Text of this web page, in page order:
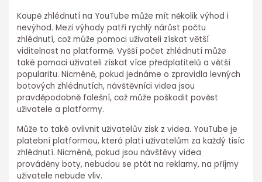
Koupě zhlédnutí na YouTube může mít několik výhod i
nevýhod. Mezi výhody patří rychlý nárůst počtu
zhlédnutí, což může pomoci uživateli získat větší
viditelnost na platformě. Vyšší počet zhlédnutí může
také pomoci uživateli získat více předplatitelů a větší
popularitu. Nicméně, pokud jednáme o zpravidla levných
botových zhlédnutích, návštěvníci videa jsou
pravděpodobně falešní, což může poškodit pověst
uživatele a platformy.
Může to také ovlivnit uživatelův zisk z videa. YouTube je
platební platformou, která platí uživatelům za každý tisíc
zhlédnutí. Nicméně, pokud jsou návštěvy videa
prováděny boty, nebudou se ptát na reklamy, na příjmy
uživatele nebude vliv.